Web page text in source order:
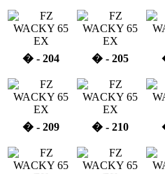
� - 204 � - 205
� - 209 � - 210